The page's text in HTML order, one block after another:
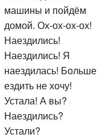
машины и пойдём
домой. Ох-ох-ох-ох!
Наездились!
Наездились! Я
наездилась! Больше
ездить не хочу!
Устала! А вы?
Наездились?
Устали?